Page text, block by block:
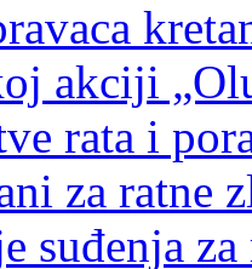
akciji
rata i
za ratne
suđenja